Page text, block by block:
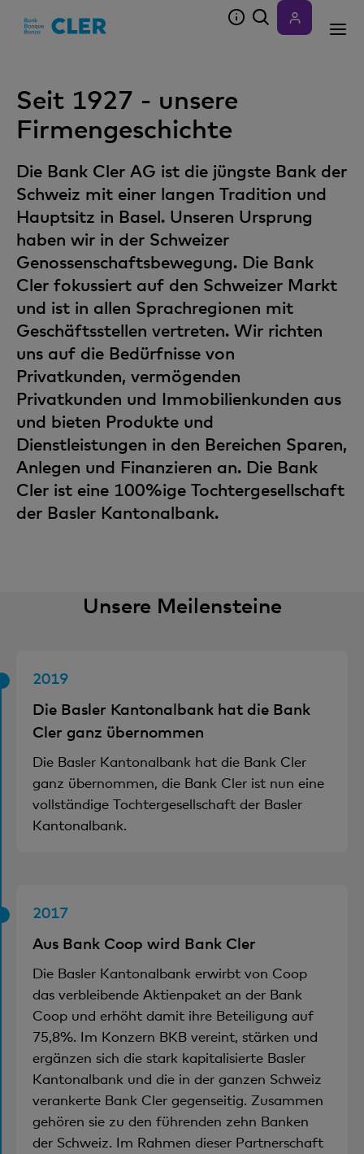
Seit 1927 - unsere
Firmengeschichte
Die Bank Cler AG ist die jüngste Bank der
Schweiz mit einer langen Tradition und
Hauptsitz in Basel. Unseren Ursprung
haben wir in der Schweizer
Genossenschaftsbewegung. Die Bank
Cler fokussiert auf den Schweizer Markt
und ist in allen Sprachregionen mit
Geschäftsstellen vertreten. Wir richten
uns auf die Bedürfnisse von
Privatkunden, vermögenden
Privatkunden und Immobilienkunden aus
und bieten Produkte und
Dienstleistungen in den Bereichen Sparen,
Anlegen und Finanzieren an. Die Bank
Cler ist eine 100%ige Tochtergesellschaft
der Basler Kantonalbank.
Unsere Meilensteine
2019
Die Basler Kantonalbank hat die Bank
Cler ganz übernommen
Die Basler Kantonalbank hat die Bank Cler
ganz übernommen, die Bank Cler ist nun eine
vollständige Tochtergesellschaft der Basler
Kantonalbank.
2017
Aus Bank Coop wird Bank Cler
Die Basler Kantonalbank erwirbt von Coop
das verbleibende Aktienpaket an der Bank
Coop und erhöht damit ihre Beteiligung auf
75,8%. Im Konzern BKB vereint, stärken und
ergänzen sich die stark kapitalisierte Basler
Kantonalbank und die in der ganzen Schweiz
verankerte Bank Cler gegenseitig. Zusammen
gehören sie zu den führenden zehn Banken
der Schweiz. Im Rahmen dieser Partnerschaft